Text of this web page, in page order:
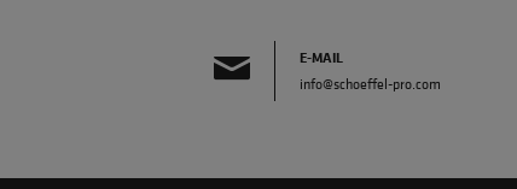
E-MAIL
info@schoeffel-pro.com